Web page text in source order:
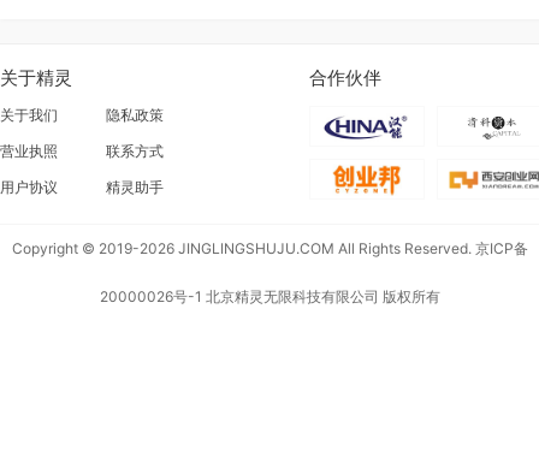
关于精灵
关于我们
营业执照
用户协议
隐私政策
联系方式
精灵助手
合作伙伴
Copyright © 2019-2026 JINGLINGSHUJU.COM All Rights Reserved.京ICP备
20000026号-1 北京精灵无限科技有限公司 版权所有